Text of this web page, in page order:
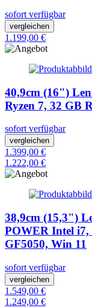
sofort verfügbar
vergleichen
1.199,00 €
40,9cm (16")
Ryzen 7, 32 GB
sofort verfügbar
vergleichen
1.399,00 €
1.222,00 €
38,9cm (15,3")
POWER Intel i7,
GF5050, Win 11
sofort verfügbar
vergleichen
1.549,00 €
1.249,00 €